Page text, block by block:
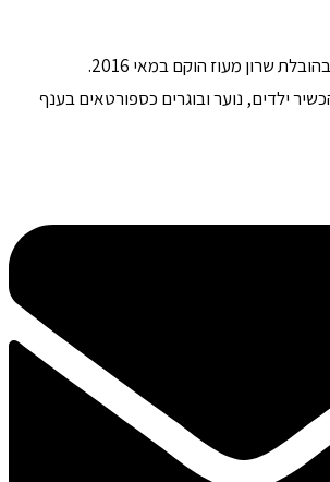
שרון מעוז הוקם במאי 2016.
ילדים, נוער ובוגרים כספורטאים בענף